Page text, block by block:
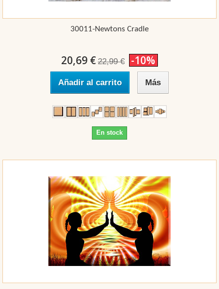
30011-Newtons Cradle
20,69 € 22,99 € -10%
Añadir al carrito Más
En stock